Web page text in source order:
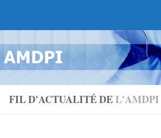
FIL D'ACTUALITÉ DEL'AMDPI